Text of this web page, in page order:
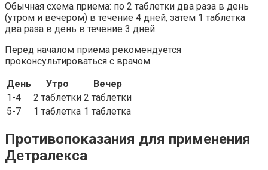
Обычная схема приема: по 2 таблетки два раза в день
(утром и вечером) в течение 4 дней, затем 1 таблетка
два раза в день в течение 3 дней.
Перед началом приема рекомендуется
проконсультироваться с врачом.
День
Утро
Вечер
1-4
2 таблетки 2 таблетки
5-7
1 таблетка 1 таблетка
Противопоказания для применения
Детралекса